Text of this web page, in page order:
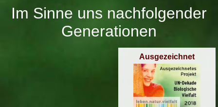
Im Sinne uns nachfolgender
Generationen
Ausgezeichnet